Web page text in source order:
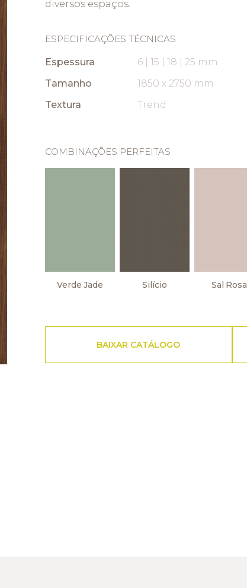
diversos espaços.
ESPECIFICAÇÕES TÉCNICAS
Espessura
6 | 15 | 18 | 25 mm
Tamanho
1850 x 2750 mm
Textura
Trend
COMBINAÇÕES PERFEITAS
Verde Jade Silício Sal Rosa
BAIXAR CATÁLOGO